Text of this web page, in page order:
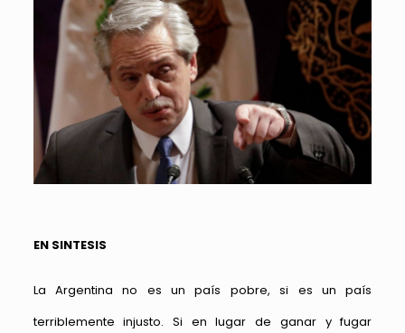
EN SINTESIS
La Argentina no es un país pobre, si es un país
terriblemente injusto. Si en lugar de ganar y fugar